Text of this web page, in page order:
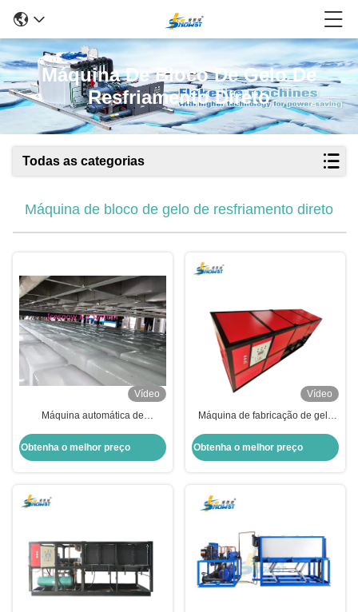
Máquina De Bloco De Gelo De
Resfriamento Direto
Todas as categorias
Máquina de bloco de gelo de resfriamento direto
Vídeo
Máquina automática de
industrial 10 toneladas 50 kg
Obtenha o melhor preço
Vídeo
Máquina de fabricação de gelo
modular 5 toneladas
Obtenha o melhor preço